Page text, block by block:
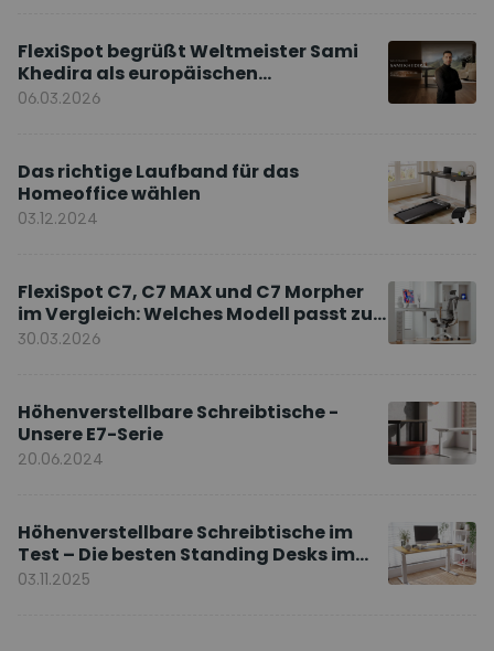
FlexiSpot begrüßt Weltmeister Sami
Khedira als europäischen
Markenbotschafter
06.03.2026
Das richtige Laufband für das
Homeoffice wählen
03.12.2024
FlexiSpot C7, C7 MAX und C7 Morpher
im Vergleich: Welches Modell passt zu
Ihnen?
30.03.2026
Höhenverstellbare Schreibtische -
Unsere E7-Serie
20.06.2024
Höhenverstellbare Schreibtische im
Test – Die besten Standing Desks im
Vergleich
03.11.2025